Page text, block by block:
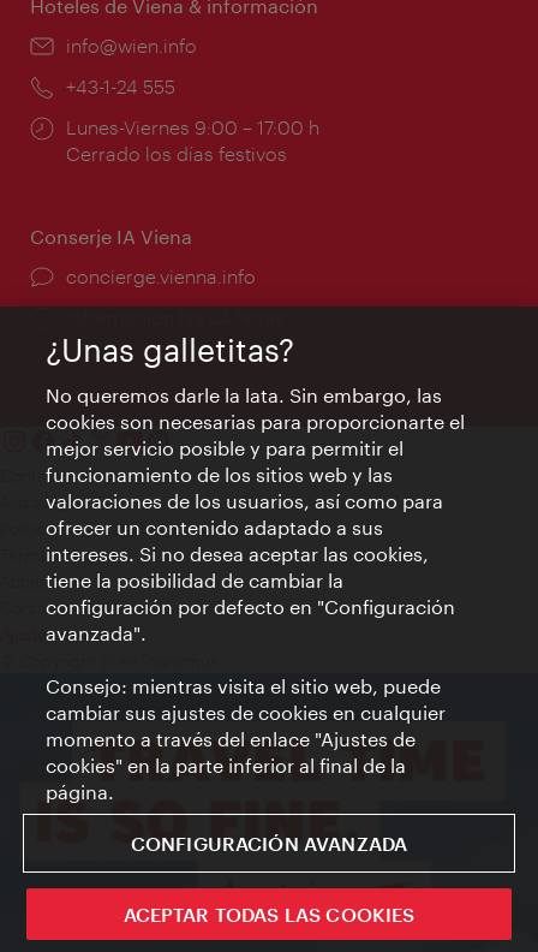
Hoteles de Viena & información
e-
info@wien.info
Teléfono:
+43-1-24 555
Horarios
de
Lunes-Viernes 9:00 – 17:00 h
Cerrado los días festivos
Conserje IA Viena
concierge.vienna.info
Contacto
Aviso legal
Política de privacidad de datos
Terms of Use
Accesibilidad
Contacto para la prensa
Ajustes de cookie
¿Unas galletitas?
No queremos darle la lata. Sin embargo, las
cookies son necesarias para proporcionarte el
mejor servicio posible y para permitir el
funcionamiento de los sitios web y las
valoraciones de los usuarios, así como para
ofrecer un contenido adaptado a sus
intereses. Si no desea aceptar las cookies,
tiene la posibilidad de cambiar la
configuración por defecto en "Configuración
avanzada".
Consejo: mientras visita el sitio web, puede
cambiar sus ajustes de cookies en cualquier
momento a través del enlace "Ajustes de
cookies" en la parte inferior al final de la
página.
CONFIGURACIÓN AVANZADA
ACEPTAR TODAS LAS COOKIES